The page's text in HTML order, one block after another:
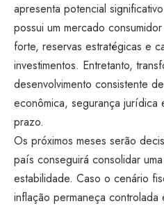
apresenta potencial
possui um mercado
forte, reservas estratégicas e
investimentos. Entretanto,
desenvolvimento consistente
econômica, segurança jurídica
prazo.
Os próximos meses serão
país conseguirá consolidar
estabilidade. Caso o cenário
inflação permaneça